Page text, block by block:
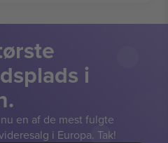
i
en af de mest fulgte
i Europa. Tak!